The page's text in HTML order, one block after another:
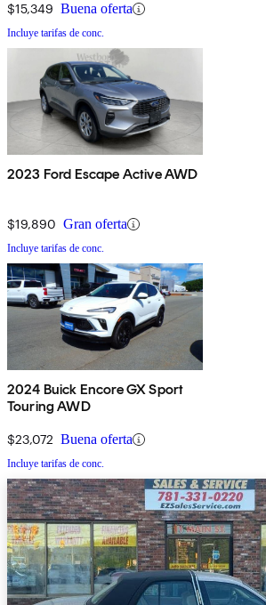
$15,349 Buena oferta
Incluye tarifas de conc.
2023 Ford Escape Active AWD
$19,890 Gran oferta
Incluye tarifas de conc.
2024 Buick Encore GX Sport
Touring AWD
$23,072 Buena oferta
Incluye tarifas de conc.